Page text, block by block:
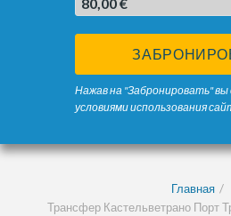
Нажав на "Забронировать"
условиями использования
Главная
Трансфер Кастельветрано Порт